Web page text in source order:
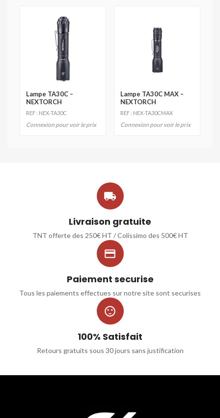
Lampe TA30C –
NEXTORCH
REF : NEX-TA30C
Connexion pour voir le prix
Lampe TA30C MAX –
NEXTORCH
REF : NEX-TA30CMAX
Connexion pour voir le prix

Livraison gratuite
TNT offerte des 250€ HT / Colissimo des 500€ HT

Paiement securise
Tous les paiements effectues sur notre site sont securises

100% Satisfait
Retours gratuits sous 30 jours sans justification